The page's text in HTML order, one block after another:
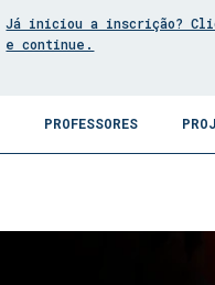
Já iniciou a inscrição?
e continue.
PROFESSORES